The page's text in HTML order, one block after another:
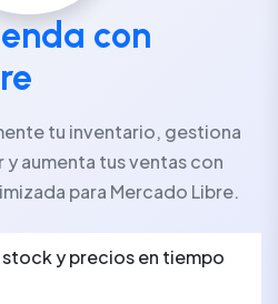
con
tu inventario, gestiona
aumenta tus ventas con
para Mercado Libre.
y precios en tiempo